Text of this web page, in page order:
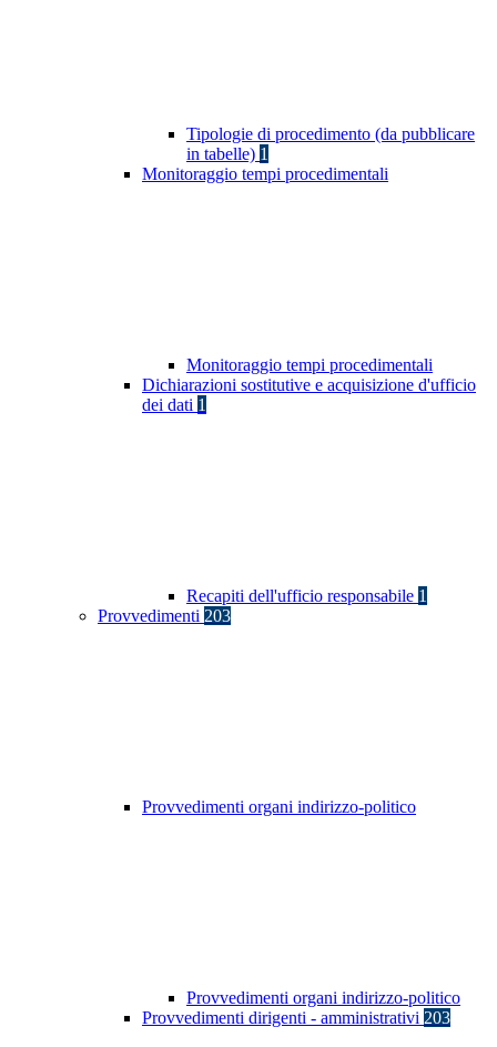
Tipologie di procedimento (da pubblicare
in tabelle) 1
Monitoraggio tempi procedimentali
Monitoraggio tempi procedimentali
Dichiarazioni sostitutive e acquisizione d'ufficio
dei dati 1
Recapiti dell'ufficio responsabile 1
Provvedimenti 203
Provvedimenti organi indirizzo-politico
Provvedimenti organi indirizzo-politico
Provvedimenti dirigenti - amministrativi 203